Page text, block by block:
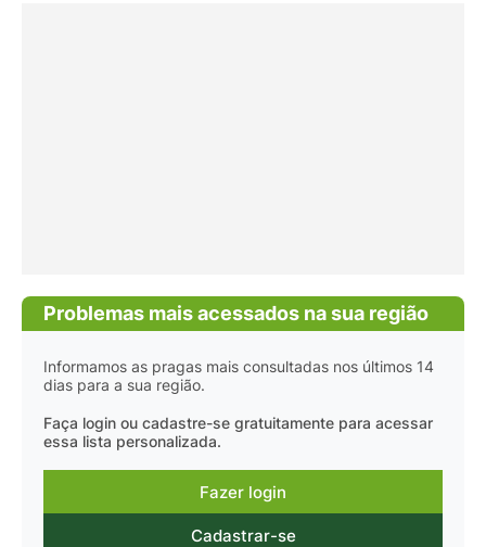
Problemas mais acessados na sua região
Informamos as pragas mais consultadas nos últimos 14
dias para a sua região.
Faça login ou cadastre-se gratuitamente para acessar
essa lista personalizada.
Fazer login
Cadastrar-se